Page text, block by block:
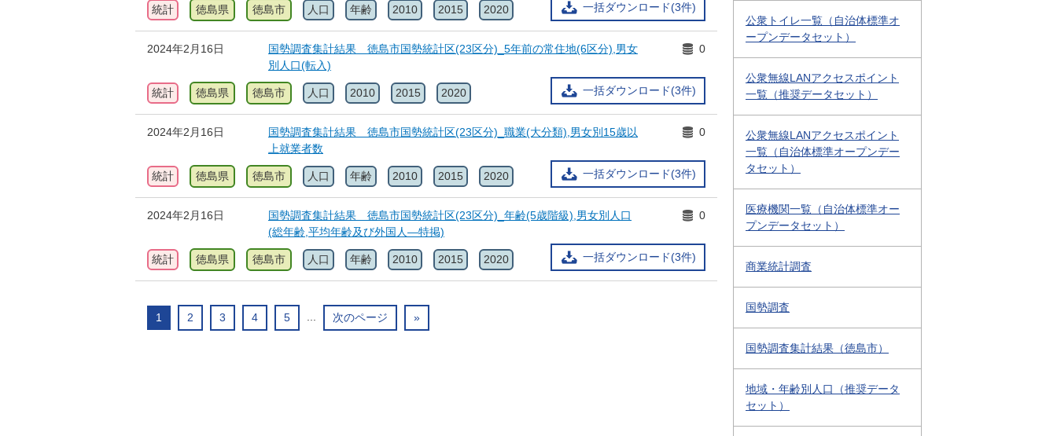
一括ダウンロード(3件)
統計 徳島県 徳島市 人口 年齢 2010 2015 2020
2024年2月16日
国勢調査集計結果 徳島市国勢統計区(23区分)_5年前の常住地(6区分),男女
別人口(転入)
一括ダウンロード(3件)
0
統計 徳島県 徳島市 人口 2010 2015 2020
2024年2月16日
国勢調査集計結果 徳島市国勢統計区(23区分)_職業(大分類),男女別15歳以
上就業者数
一括ダウンロード(3件)
0
統計 徳島県 徳島市 人口 年齢 2010 2015 2020
2024年2月16日
国勢調査集計結果 徳島市国勢統計区(23区分)_年齢(5歳階級),男女別人口
(総年齢,平均年齢及び外国人―特掲)
一括ダウンロード(3件)
0
統計 徳島県 徳島市 人口 年齢 2010 2015 2020
1 2 3 4 5 ... 次のページ »
公衆トイレ一覧（自治体標準オ
ープンデータセット）
公衆無線LANアクセスポイント
一覧（推奨データセット）
公衆無線LANアクセスポイント
一覧（自治体標準オープンデー
タセット）
医療機関一覧（自治体標準オー
プンデータセット）
商業統計調査
国勢調査
国勢調査集計結果（徳島市）
地域・年齢別人口（推奨データ
セット）